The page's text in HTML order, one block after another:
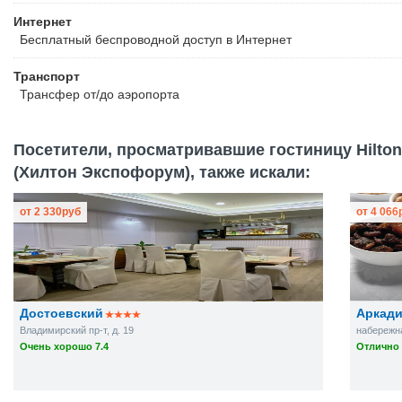
Интернет
Бесплатный беспроводной доступ в Интернет
Транспорт
Трансфер от/до аэропорта
Посетители, просматривавшие гостиницу
(Хилтон Экспофорум), также искали:
Достоевский
Владимирский пр-т, д. 19
Очень хорошо 7.4
от 2 330руб
Отлично
от 4 066